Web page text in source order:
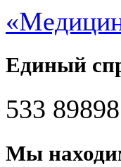
Единый
533 89898
Мы